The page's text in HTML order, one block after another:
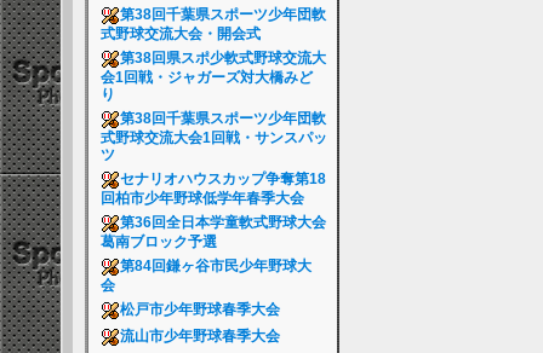
第38回千葉県スポーツ少年団軟
式野球交流大会・開会式
第38回県スポ少軟式野球交流大
会1回戦・ジャガーズ対大橋みど
り
第38回千葉県スポーツ少年団軟
式野球交流大会1回戦・サンスパッ
ツ
セナリオハウスカップ争奪第18
回柏市少年野球低学年春季大会
第36回全日本学童軟式野球大会
葛南ブロック予選
第84回鎌ヶ谷市民少年野球大
会
松戸市少年野球春季大会
流山市少年野球春季大会